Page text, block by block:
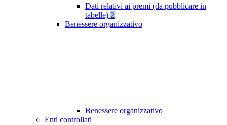
Dati relativi ai premi (da pubblicare in
tabelle) 2
Benessere organizzativo
Benessere organizzativo
Enti controllati